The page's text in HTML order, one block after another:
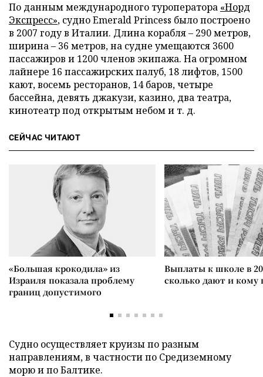
По данным международного туроператора «Норд
Экспресс», судно Emerald Princess было построено
в 2007 году в Италии. Длина корабля – 290 метров,
ширина – 36 метров, на судне умещаются 3600
пассажиров и 1200 членов экипажа. На огромном
лайнере 16 пассажирских палуб, 18 лифтов, 1500
кают, восемь ресторанов, 14 баров, четыре
бассейна, девять джакузи, казино, два театра,
кинотеатр под открытым небом и т. д.
СЕЙЧАС ЧИТАЮТ
«Большая крокодила» из
Израиля показала проблему
границ допустимого
Выплаты к школе в
сколько дают и
Судно осуществляет круизы по разным
направлениям, в частности по Средиземному
морю и по Балтике.